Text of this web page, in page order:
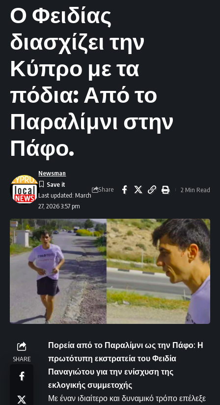
Ο Φειδίας
διασχίζει την
Κύπρο με τα
πόδια: Από το
Παραλίμνι στην
Πάφο.
Last updated: March
27, 2026 3:57 pm
Newsman
Share 2 Min Read
SHARE
Πορεία από το Παραλίμνι ως την Πάφο: Η
πρωτότυπη εκστρατεία του Φειδία
Παναγιώτου για την ενίσχυση της
εκλογικής συμμετοχής
Με έναν ιδιαίτερο και δυναμικό τρόπο επέλεξε